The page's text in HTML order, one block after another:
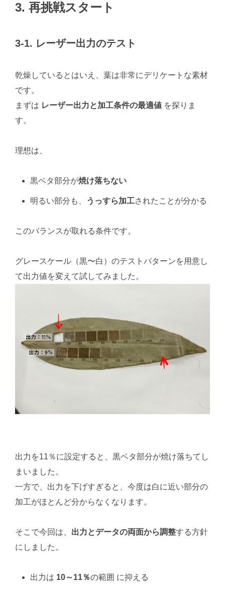
3. 再挑戦スタート
3-1. レーザー出力のテスト
乾燥しているとはいえ、葉は非常にデリケートな素材
です。
まずは レーザー出力と加工条件の最適値 を探りま
す。
理想は、
黒ベタ部分が焼け落ちない
明るい部分も、 うっすら加工されたことが分かる
このバランスが取れる条件です。
グレースケール（黒〜白）のテストパターンを用意し
て出力値を変えて試してみました。
出力を11％に設定すると、黒ベタ部分が焼け落ちてし
まいました。
一方で、出力を下げすぎると、今度は白に近い部分の
加工がほとんど分からなくなります。
そこで今回は、 出力とデータの両面から調整する方針
にしました。
出力は 10～11％の範囲 に抑える